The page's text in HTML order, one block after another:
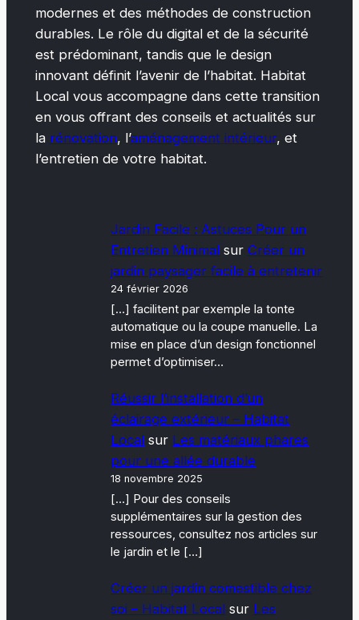
modernes et des méthodes de construction
durables. Le rôle du digital et de la sécurité
est prédominant, tandis que le design
innovant définit l’avenir de l’habitat. Habitat
Local vous accompagne dans cette transition
en vous offrant des conseils et actualités sur
la rénovation, l’aménagement intérieur, et
l’entretien de votre habitat.
Jardin Facile : Astuces Pour un
Entretien Minimal surCréer un
jardin paysager facile à entretenir
24 février 2026
[…] facilitent par exemple la tonte
automatique ou la coupe manuelle. La
mise en place d’un design fonctionnel
permet d’optimiser…
Réussir l’installation d’un
éclairage extérieur – Habitat
Local sur Les matériaux phares
pour une allée durable
18 novembre 2025
[…] Pour des conseils
supplémentaires sur la gestion des
ressources, consultez nos articles sur
le jardin et le […]
Créer un jardin comestible chez
soi – Habitat Local sur Les